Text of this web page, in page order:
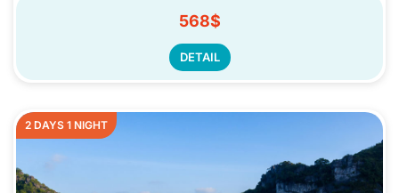
568$
DETAIL
2 DAYS 1 NIGHT